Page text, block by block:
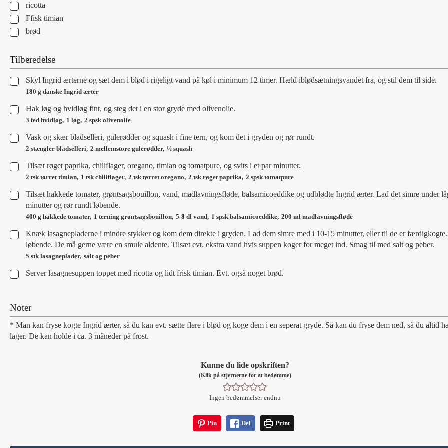
▢
ricotta
▢
Ffisk timian
▢
brød
Tilberedelse
▢
Skyl Ingrid ærterne og sæt dem i blød i rigeligt vand på køl i minimum 12 timer. Hæld iblødsætningsvandet fra, og stil dem til side.
180 g danske Ingrid ærter
▢
Hak løg og hvidløg fint, og steg det i en stor gryde med olivenolie.
3 fed hvidløg, 1 løg, 2 spsk olivenolie
▢
Vask og skær bladselleri, gulerødder og squash i fine tern, og kom det i gryden og rør rundt.
2 stængler bladselleri, 2 mellemstore gulerødder, ½ squash
▢
Tilsæt røget paprika, chiliflager, oregano, timian og tomatpure, og svits i et par minutter.
2 tsk tørret timian, 1 tsk chiliflager, 2 tsk tørret oregano, 2 tsk røget paprika, 2 spsk tomatpure
▢
Tilsæt hakkede tomater, grøntsagsbouillon, vand, madlavningsfløde, balsamicoeddike og udblødte Ingrid ærter. Lad det simre under
minutter og rør rundt løbende.
400 g hakkede tomater, 1 terning grøntsagsbouillon, 5-8 dl vand, 1 spsk balsamicoeddike, 200 ml madlavningsfløde
▢
Knæk lasagnepladerne i mindre stykker og kom dem direkte i gryden. Lad dem simre med i 10-15 minutter, eller til de er
løbende. De må gerne være en smule aldente. Tilsæt evt. ekstra vand hvis suppen koger for meget ind. Smag til med salt og peber.
5 stk lasagneplader, salt og peber
▢
Server lasagnesuppen toppet med ricotta og lidt frisk timian. Evt. også noget brød.
Noter
* Man kan fryse kogte Ingrid ærter, så du kan evt. sætte flere i blød og koge dem i en seperat gryde. Så kan du fryse dem ned, så du altid
lager. De kan holde i ca. 3 måneder på frost.
Kunne du lide opskriften?
(Klik på stjernerne for at bedømme)
Ingen bedømmelser endnu
Pin Del Print